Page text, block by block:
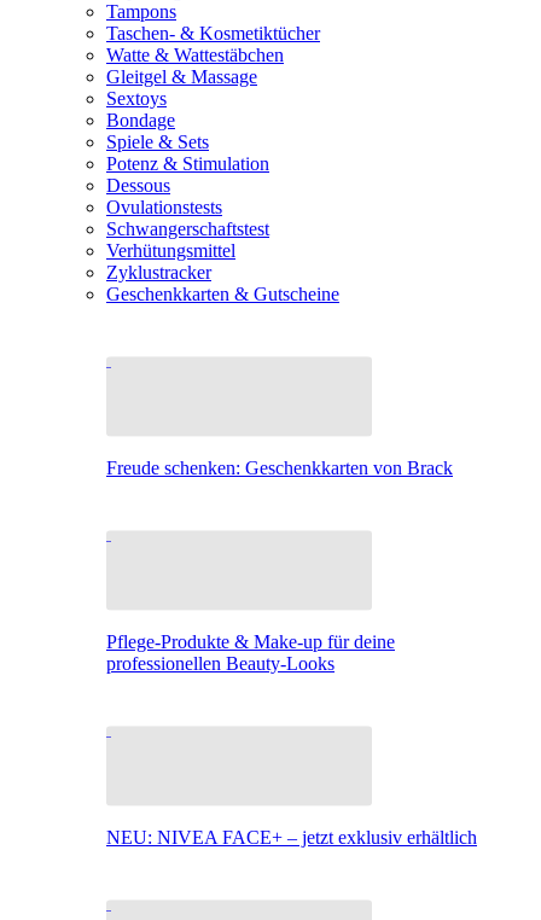
Tampons
Taschen- & Kosmetiktücher
Watte & Wattestäbchen
Gleitgel & Massage
Sextoys
Bondage
Spiele & Sets
Potenz & Stimulation
Dessous
Ovulationstests
Schwangerschaftstest
Verhütungsmittel
Zyklustracker
Geschenkkarten & Gutscheine
Freude schenken: Geschenkkarten von Brack
Pflege-Produkte & Make-up für deine
professionellen Beauty-Looks
NEU: NIVEA FACE+ – jetzt exklusiv erhältlich